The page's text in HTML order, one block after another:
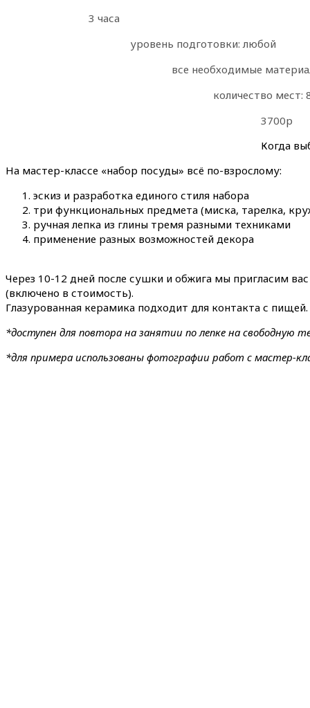
3 часа
уровень подготовки: любой
все необходимые
количество мест:
3700р
Когда
На мастер-классе «набор посуды» всё по-взрослому:
эскиз и разработка единого стиля набора
три функциональных предмета (миска, тарелка,
ручная лепка из глины тремя разными техниками
применение разных возможностей декора
Через 10-12 дней после сушки и обжига мы пригласим
(включено в стоимость).
Глазурованная керамика подходит для контакта с пищей.
*доступен для повтора на занятии по лепке на свободную
*для примера использованы фотографии работ с мастер-